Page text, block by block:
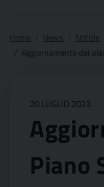
20 LUGLIO 2023
Piano